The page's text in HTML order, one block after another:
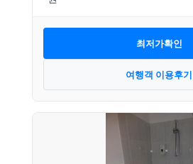
최저가확인
여행객 이용후기